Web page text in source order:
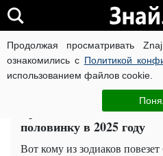
Продолжая просматривать
ознакомились с Политикой
использованием файлов cookie.
ВОЙНА РОССИИ ПРОТИВ
Время для любви: какие
половинку в 2025 году
Вот кому из зодиаков